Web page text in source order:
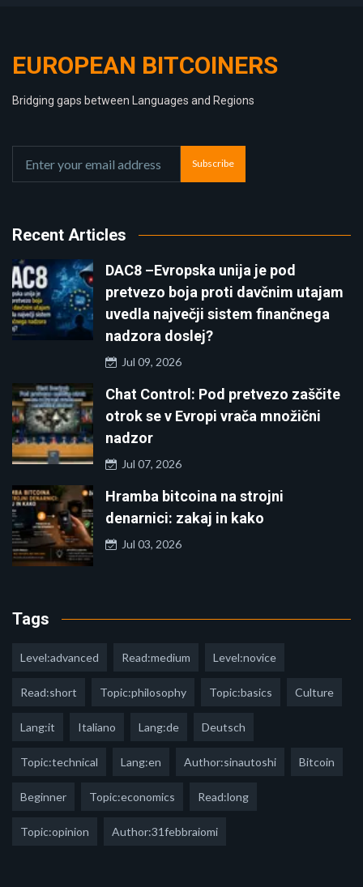
EUROPEAN BITCOINERS
Bridging gaps between Languages and Regions
Subscribe
Recent Articles
DAC8 –Evropska unija je pod
pretvezo boja proti davčnim utajam
uvedla največji sistem finančnega
nadzora doslej?
Jul 09, 2026
Chat Control: Pod pretvezo zaščite
otrok se v Evropi vrača množični
nadzor
Jul 07, 2026
Hramba bitcoina na strojni
denarnici: zakaj in kako
Jul 03, 2026
Tags
Level:advanced Read:medium Level:novice
Read:short Topic:philosophy Topic:basics Culture
Lang:it Italiano Lang:de Deutsch
Topic:technical Lang:en Author:sinautoshi Bitcoin
Beginner Topic:economics Read:long
Topic:opinion Author:31febbraiomi